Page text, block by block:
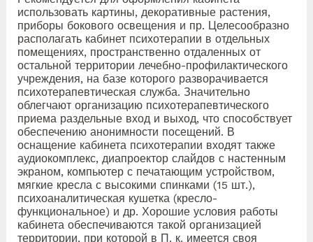
использовать картины, декоративные растения,
приборы бокового освещения и пр. Целесообразно
располагать кабинет психотерапии в отдельных
помещениях, пространственно отдаленных от
остальной территории лечебно-профилактического
учреждения, на базе которого разворачивается
психотерапевтическая служба. Значительно
облегчают организацию психотерапевтического
приема раздельные вход и выход, что способствует
обеспечению анонимности посещений. В
оснащение кабинета психотерапии входят также
аудиокомплекс, диапроектор слайдов с настенным
экраном, компьютер с печатающим устройством,
мягкие кресла с высокими спинками (15 шт.),
психоаналитическая кушетка (кресло-
функциональное) и др. Хорошие условия работы
кабинета обеспечиваются такой организацией
территории, при которой в П. к. имеется своя